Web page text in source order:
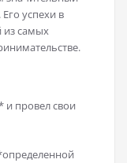
успехи в
из самых
и провел свои